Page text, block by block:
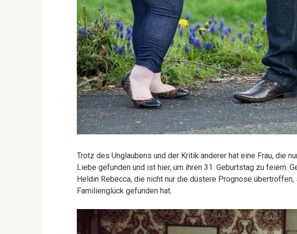
Trotz des Unglaubens und der Kritik anderer hat eine Frau, die
Liebe gefunden und ist hier, um ihren 31. Geburtstag zu feiern.
Heldin Rebecca, die nicht nur die düstere Prognose übertroffen,
Familienglück gefunden hat.